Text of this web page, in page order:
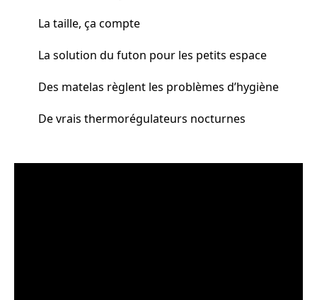
La taille, ça compte
La solution du futon pour les petits espace
Des matelas règlent les problèmes d’hygiène
De vrais thermorégulateurs nocturnes